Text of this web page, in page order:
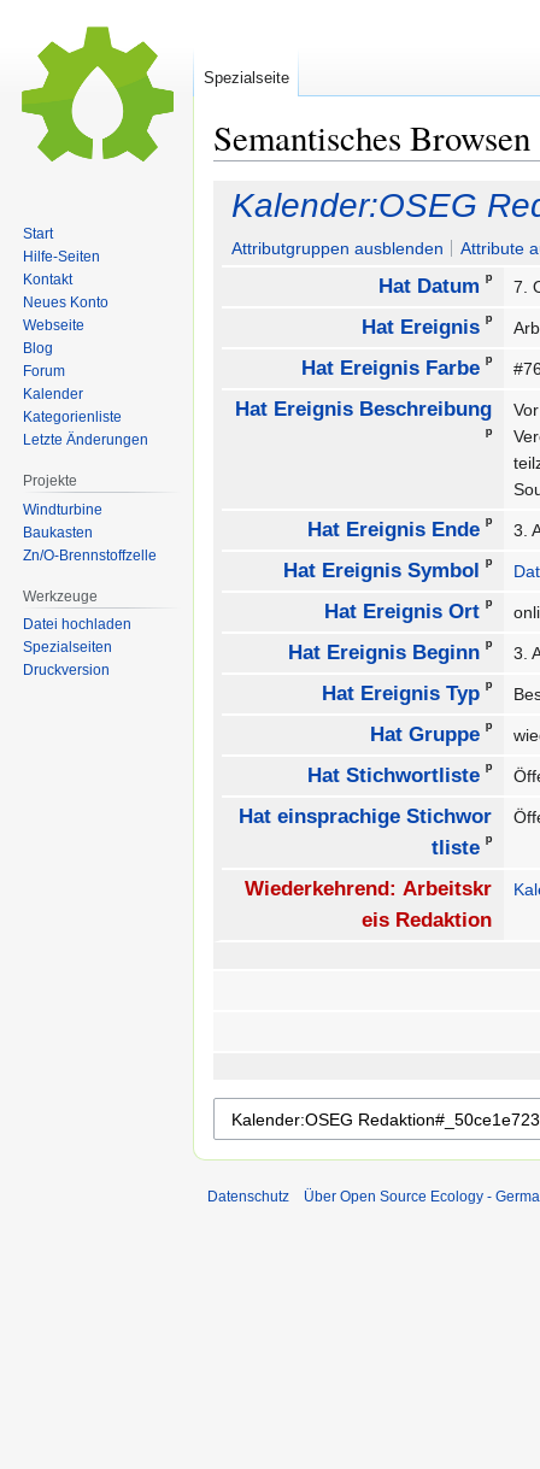
Semantisches Browsen
Zur
Navigation
springen
Zur
Suche
springen
Kalender:OSEG
Attributgruppen ausblenden Attribute
Hat Datum ᵖ 7.
Hat Ereignis ᵖ
Hat Ereignis Farbe ᵖ
Hat Ereignis Beschreibung
ᵖ
Hat Ereignis Ende ᵖ 3.
Hat Ereignis Symbol ᵖ
Hat Ereignis Ort ᵖ
Hat Ereignis Beginn ᵖ 3.
Hat Ereignis Typ ᵖ
Hat Gruppe ᵖ
Hat Stichwortliste ᵖ
Hat einsprachige Stichwor
tliste ᵖ
Wiederkehrend: Arbeitskr
eis Redaktion
Spezialseite
Start
Hilfe-Seiten
Kontakt
Neues Konto
Webseite
Blog
Forum
Kalender
Kategorienliste
Letzte Änderungen
Projekte
Windturbine
Baukasten
Zn/O-Brennstoffzelle
Werkzeuge
Datei hochladen
Spezialseiten
Druckversion
Datenschutz Über Open Source Ecology -